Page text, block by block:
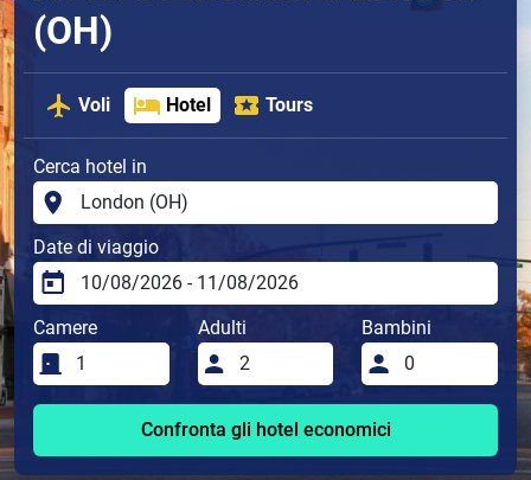
(OH)
Voli Hotel Tours
Cerca hotel in
Date di viaggio
Camere Adulti Bambini
Confronta gli hotel economici